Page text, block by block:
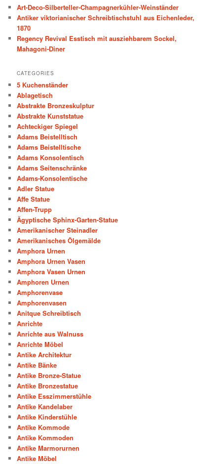
h
Art-Deco-Silberteller-Champagnerkühler-Weinständer
Antiker viktorianischer Schreibtischstuhl aus Eichenleder,
1870
Regency Revival Esstisch mit ausziehbarem Sockel,
Mahagoni-Diner
CATEGORIES
5 Kuchenständer
Ablagetisch
Abstrakte Bronzeskulptur
Abstrakte Kunststatue
Achteckiger Spiegel
Adams Beistelltisch
Adams Beistelltische
Adams Konsolentisch
Adams Seitenschränke
Adams-Konsolentische
Adler Statue
Affe Statue
Affen-Trupp
Ägyptische Sphinx-Garten-Statue
Amerikanischer Steinadler
Amerikanisches Ölgemälde
Amphora Urnen
Amphora Urnen Vasen
Amphora Vasen Urnen
Amphoren Urnen
Amphorenvase
Amphorenvasen
Anitque Schreibtisch
Anrichte
Anrichte aus Walnuss
Anrichte Möbel
Antike Architektur
Antike Bänke
Antike Bronze-Statue
Antike Bronzestatue
Antike Esszimmerstühle
Antike Kandelaber
Antike Kinderstühle
Antike Kommode
Antike Kommoden
Antike Marmorurnen
Antike Möbel